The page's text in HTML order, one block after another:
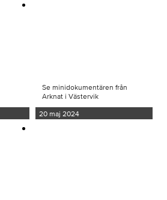
Se minidokumentären från
Arknat i Västervik
20 maj 2024